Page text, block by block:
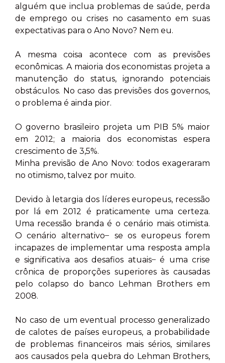
alguém que inclua problemas de saúde, perda
de emprego ou crises no casamento em suas
expectativas para o Ano Novo? Nem eu.
A mesma coisa acontece com as previsões
econômicas. A maioria dos economistas projeta a
manutenção do status, ignorando potenciais
obstáculos. No caso das previsões dos governos,
o problema é ainda pior.
O governo brasileiro projeta um PIB 5% maior
em 2012; a maioria dos economistas espera
crescimento de 3,5%.
Minha previsão de Ano Novo: todos exageraram
no otimismo, talvez por muito.
Devido à letargia dos líderes europeus, recessão
por lá em 2012 é praticamente uma certeza.
Uma recessão branda é o cenário mais otimista.
O cenário alternativo ̶ se os europeus forem
incapazes de implementar uma resposta ampla
e significativa aos desafios atuais ̶ é uma crise
crônica de proporções superiores às causadas
pelo colapso do banco Lehman Brothers em
2008.
No caso de um eventual processo generalizado
de calotes de países europeus, a probabilidade
de problemas financeiros mais sérios, similares
aos causados pela quebra do Lehman Brothers,